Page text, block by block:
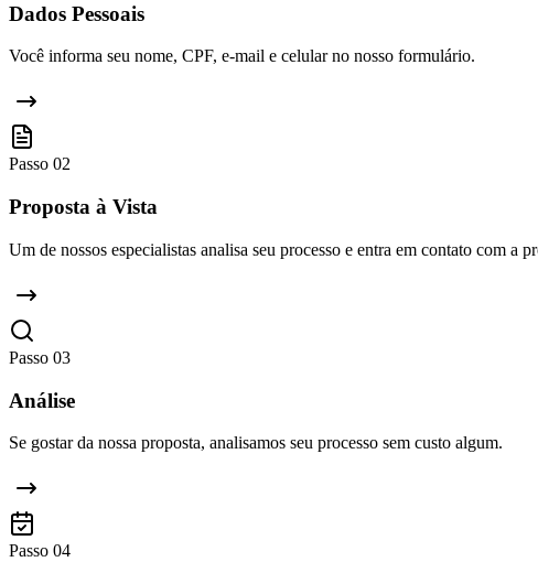
Dados Pessoais
Você informa seu nome, CPF, e-mail e celular no nosso formulário.
Passo 02
Proposta à Vista
Um de nossos especialistas analisa seu processo e entra em contato com a
Passo 03
Análise
Se gostar da nossa proposta, analisamos seu processo sem custo algum.
Passo 04